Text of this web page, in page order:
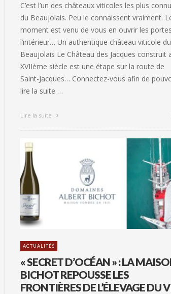
C’est l’un des châteaux viticoles les plus
du Beaujolais. Peu le connaissent vraiment.
moment est venu de vous en ouvrir les
l’intérieur… Un authentique château viticole du
Beaujolais Le Château des Jacques construit
XVIIème siècle est une étape sur la route de
Saint-Jacques… Connectez-vous afin de
lire la suite …
Lire la suite
ACTUALITÉS
« SECRET D’OCÉAN » : LA
BICHOT REPOUSSE LES
FRONTIÈRES DE L’ÉLEVAGE DU